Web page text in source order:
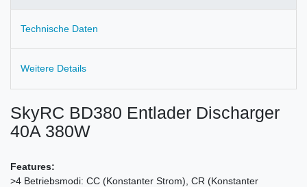
Technische Daten
Weitere Details
SkyRC BD380 Entlader Discharger
40A 380W
Features:
>4 Betriebsmodi: CC (Konstanter Strom), CR (Konstanter